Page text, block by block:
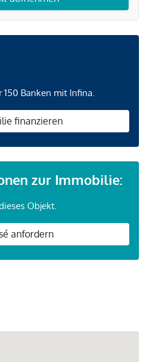
Banken mit Infina.
finanzieren
zur Immobilie:
Objekt.
anfordern